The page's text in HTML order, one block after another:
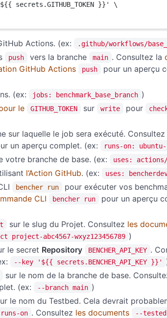
secrets.GITHUB_TOKEN }}' \
Actions. (ex: .github/workflows/
push vers la branche main . Consultez la
GitHub Actions push pour un aperçu
(ex: jobs: benchmark_base_branch )
le GITHUB_TOKEN sur write pour
sur laquelle le job sera exécuté. Consultez
un aperçu complet. (ex: runs-on:
votre branche de base. (ex:
uses: actions/
l’Action GitHub. (ex: uses:
bencher run pour exécuter vos
CLI bencher run pour un aperçu
sur le slug du Projet. Consultez les
project-abc4567-wxyz123456789 )
le secret Repository BENCHER_API_KEY .
--key '${{ secrets.BENCHER_API_KEY }}'
sur le nom de la branche de base.
(ex: --branch main )
le nom du Testbed. Cela devrait
runs-on . Consultez les documents --tested